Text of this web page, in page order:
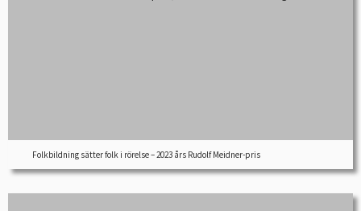
Folkbildning sätter folk i rörelse – 2023 års Rudolf Meidner-pris